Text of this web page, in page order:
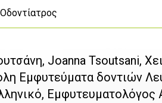
Οδοντίατρος
Joanna Tsoutsani,
Εμφυτεύματα δοντιών
Εμφυτευματολόγος